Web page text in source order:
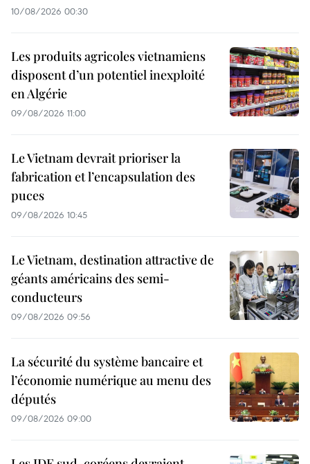
10/08/2026 00:30
Les produits agricoles vietnamiens
disposent d’un potentiel inexploité
en Algérie
09/08/2026 11:00
Le Vietnam devrait prioriser la
fabrication et l’encapsulation des
puces
09/08/2026 10:45
Le Vietnam, destination attractive de
géants américains des semi-
conducteurs
09/08/2026 09:56
La sécurité du système bancaire et
l’économie numérique au menu des
députés
09/08/2026 09:00